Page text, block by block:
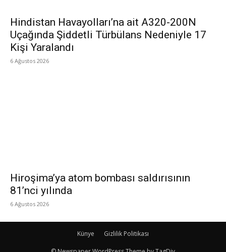
Hindistan Havayolları’na ait A320-200N
Uçağında Şiddetli Türbülans Nedeniyle 17
Kişi Yaralandı
6 Ağustos 2026
Hiroşima’ya atom bombası saldırısının
81’nci yılında
6 Ağustos 2026
Künye Gizlilik Politikası